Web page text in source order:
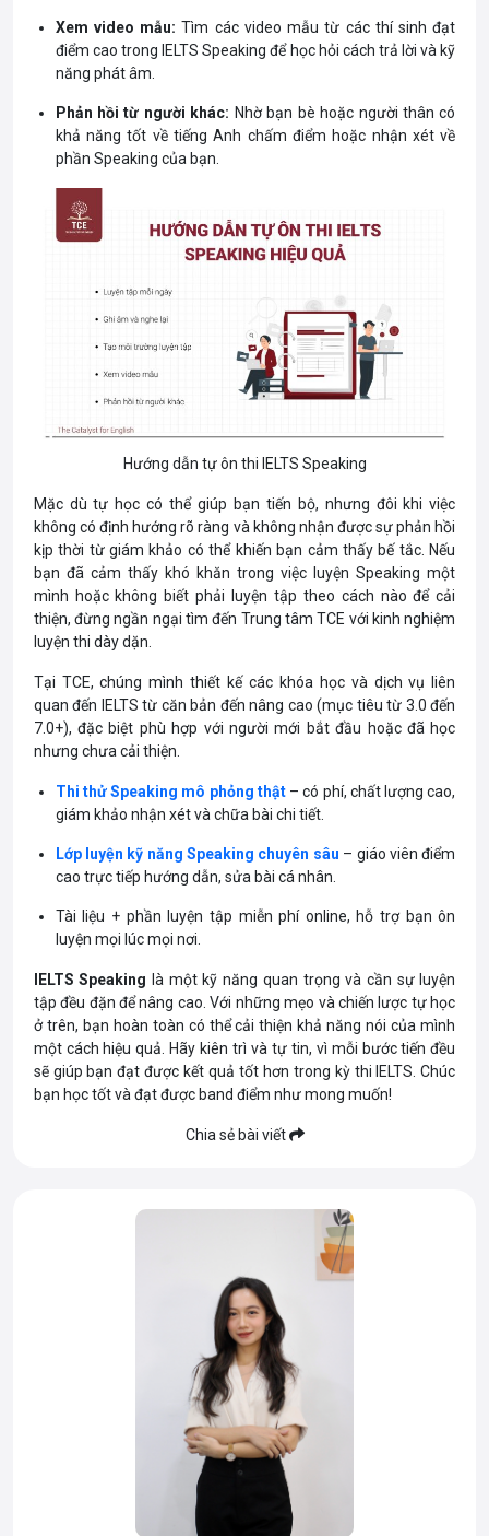
Xem video mẫu:Tìm các video mẫu từ các thí sinh đạt
điểm cao trong IELTS Speaking để học hỏi cách trả lời và kỹ
năng phát âm.
Phản hồi từ người khác: Nhờ bạn bè hoặc người thân có
khả năng tốt về tiếng Anh chấm điểm hoặc nhận xét về
phần Speaking của bạn.
Hướng dẫn tự ôn thi IELTS Speaking
Mặc dù tự học có thể giúp bạn tiến bộ, nhưng đôi khi việc
không có định hướng rõ ràng và không nhận được sự phản hồi
kịp thời từ giám khảo có thể khiến bạn cảm thấy bế tắc. Nếu
bạn đã cảm thấy khó khăn trong việc luyện Speaking một
mình hoặc không biết phải luyện tập theo cách nào để cải
thiện, đừng ngần ngại tìm đến Trung tâm TCE với kinh nghiệm
luyện thi dày dặn.
Tại TCE, chúng mình thiết kế các khóa học và dịch vụ liên
quan đến IELTS từ căn bản đến nâng cao (mục tiêu từ 3.0 đến
7.0+), đặc biệt phù hợp với người mới bắt đầu hoặc đã học
nhưng chưa cải thiện.
Thi thử Speaking mô phỏng thật– có phí, chất lượng cao,
giám khảo nhận xét và chữa bài chi tiết.
Lớp luyện kỹ năng Speaking chuyên sâu – giáo viên điểm
cao trực tiếp hướng dẫn, sửa bài cá nhân.
Tài liệu + phần luyện tập miễn phí online, hỗ trợ bạn ôn
luyện mọi lúc mọi nơi.
IELTS Speaking là một kỹ năng quan trọng và cần sự luyện
tập đều đặn để nâng cao. Với những mẹo và chiến lược tự học
ở trên, bạn hoàn toàn có thể cải thiện khả năng nói của mình
một cách hiệu quả. Hãy kiên trì và tự tin, vì mỗi bước tiến đều
sẽ giúp bạn đạt được kết quả tốt hơn trong kỳ thi IELTS. Chúc
bạn học tốt và đạt được band điểm như mong muốn!
Chia sẻ bài viết